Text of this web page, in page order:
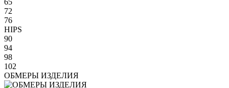
72
76
HIPS
90
94
98
102
ОБМЕРЫ ИЗДЕЛИЯ